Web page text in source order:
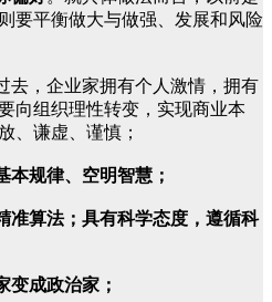
要平衡做大与做强、发展和风险
去，企业家拥有个人激情，拥有
向组织理性转变，实现商业本
、谦虚、谨慎；
本规律、空明智慧；
准算法；具有科学态度，遵循科
变成政治家；